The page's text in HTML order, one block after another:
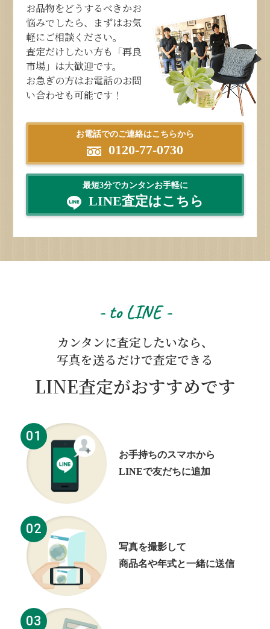
お品物をどうするべきかお
悩みでしたら、まずはお気
軽にご相談ください。
査定だけしたい方も「再良
市場」は大歓迎です。
お急ぎの方はお電話のお問
い合わせも可能です！
お電話でのご連絡はこちらから
0120-77-0730
最短3分でカンタンお手軽に
LINE査定はこちら
- to LINE -
カンタンに査定したいなら、
写真を送るだけで査定できる
LINE査定がおすすめです
01
お手持ちのスマホから
LINEで友だちに追加
02
写真を撮影して
商品名や年式と一緒に送信
03